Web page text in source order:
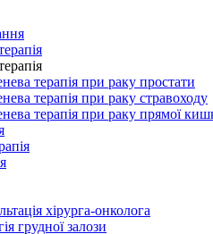
терапія при раку простати
терапія при раку стравоходу
терапія при раку прямої
хірурга-онколога
грудної залози